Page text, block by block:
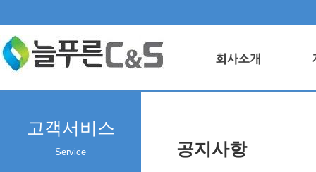
고객서비스
Service 공지사항